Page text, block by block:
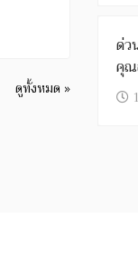
ดูทั้งหมด »
ด่ว
คุณ